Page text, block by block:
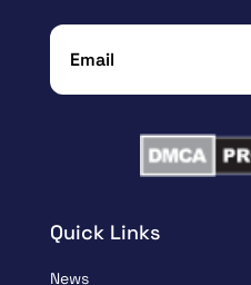
Quick Links
News